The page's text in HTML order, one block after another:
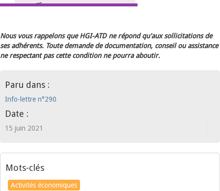
Nous vous rappelons que HGI-ATD ne répond qu'aux sollicitations de
ses adhérents. Toute demande de documentation, conseil ou assistance
ne respectant pas cette condition ne pourra aboutir.
Paru dans :
Info-lettre n°290
Date :
15 juin 2021
Mots-clés
Activités économiques